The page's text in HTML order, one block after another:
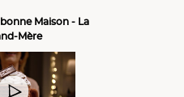
Maison - La
Mère